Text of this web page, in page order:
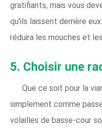
gratifiants, mais vous
qu'ils laissent derrière
réduira les mouches et
5. Choisir une
Que ce soit pour la
simplement comme
volailles de basse-cour